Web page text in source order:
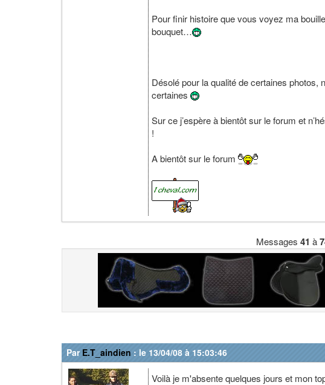
Pour finir histoire que vous voyez ma
bouquet…
Désolé pour la qualité de certaines photos,
certaines
Sur ce j’espère à bientôt sur le forum et
!
A bientôt sur le forum
Messages41 à
Par E.T_aindien : le 13/04/08 à 15:03:46
Voilà je m'absente quelques jours et mon